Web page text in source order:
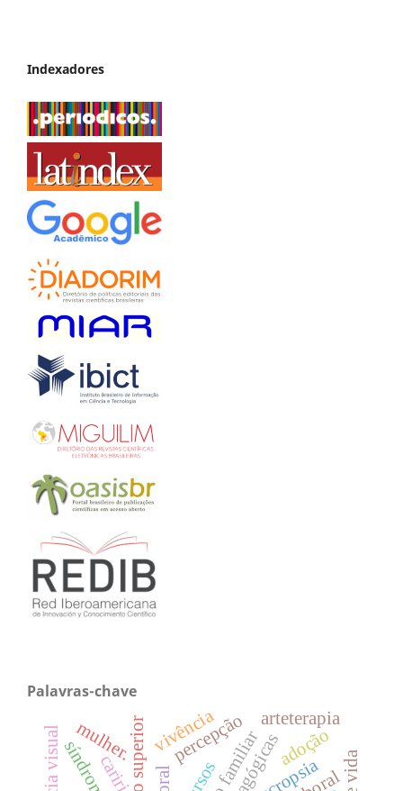
Indexadores
Palavras-chave
vivência
percepção
mulher.
cariri
adoção
arteterapia